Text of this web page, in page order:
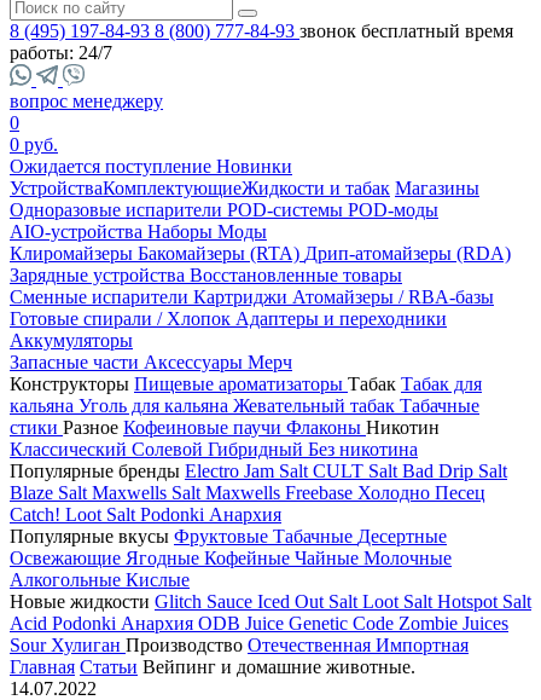
8 (495) 197-84-93 8 (800) 777-84-93 звонок бесплатный время
работы: 24/7
вопрос менеджеру
0
0 руб.
Ожидается поступление Новинки
УстройстваКомплектующиеЖидкости и табак Магазины
Одноразовые испарители POD-системы POD-моды
AIO-устройства Наборы Моды
Клиромайзеры Бакомайзеры (RTA) Дрип-атомайзеры (RDA)
Зарядные устройства Восстановленные товары
Сменные испарители Картриджи Атомайзеры / RBA-базы
Готовые спирали / Хлопок Адаптеры и переходники
Аккумуляторы
Запасные части Аксессуары Мерч
Конструкторы Пищевые ароматизаторы Табак Табак для
кальяна Уголь для кальяна Жевательный табак Табачные
стики Разное Кофеиновые паучи Флаконы Никотин
Классический Солевой Гибридный Без никотина
Популярные бренды Electro Jam Salt CULT Salt Bad Drip Salt
Blaze Salt Maxwells Salt Maxwells Freebase Холодно Песец
Catch! Loot Salt Podonki Анархия
Популярные вкусы Фруктовые Табачные Десертные
Освежающие Ягодные Кофейные Чайные Молочные
Алкогольные Кислые
Новые жидкости Glitch Sauce Iced Out Salt Loot Salt Hotspot Salt
Acid Podonki Анархия ODB Juice Genetic Code Zombie Juices
Sour Хулиган Производство Отечественная Импортная
Главная Статьи Вейпинг и домашние животные.
14.07.2022